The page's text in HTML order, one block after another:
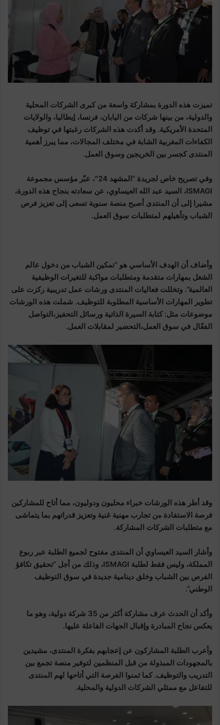
تميزت هذه الدورة بمشاركة واسعة من كبرى الشركات المحلية
والدولية، من بينها شركات من اليابان، فرنسا، إيطاليا، والولايات
المتحدة الأمريكية. وقد أكدت هذه الشركات رغبتها في توظيف
الكفاءات المغربية الشابة في مختلف المجالات، مما يبرز أهمية
المنتدى كجسر بين الخريجين وسوق العمل.
وفي تصريح خاص لجريدة “المشهد 24″، عبّر مؤسس مجموعة
ISMAGI، السيد عبد الله العيساوي، عن سعادته بنجاح هذه الدورة،
مشيرا إلى أن المنتدى أصبح منصة سنوية تسعى إلى تعزيز فرص
الشباب وتأهيلهم لمتطلبات سوق العمل.
وأضاف أن الهدف الأساسي هو “تمكين الشباب من دخول عالم
الشغل بمهارات متقدمة ومتطلبات مواكبة للتغيرات الوظيفية
العالمية”. وتخللت فعاليات المنتدى ورشات عمل تدريبية ركزت على
تطوير المهارات الأساسية المطلوبة للتوظيف. شملت هذه الورشات
موضوعات مثل:كتابة السيرة الذاتية ورسائل التحفيز، التواصل
الفعّال في سوق العمل، التحضير لمقابلات العمل.
وقد أطر هذه الورشات خبراء محليون ودوليون، مما أتاح للمشاركين
فرصة الاستفادة من تجارب مهنية غنية وتعزيز قدراتهم بما يتماشى
مع متطلبات الشركات المشاركة.
وأشار السيد العيساوي أن المنتدى مفتوح لجميع الطلبة عبر ربوع
المملكة، وليس فقط لطلبة ISMAGI، وذلك من أجل “تحقيق تكافؤ
الفرص بين الشباب وخلق دينامية جديدة في سوق التوظيف
الوطني”.
وأكد أن الحدث عرف مشاركة أكثر من 35 شركة دولية، وهو ما
يعكس نجاح المبادرة وإقبال الجهات الفاعلة عليها.
وأعرب الطلبة المشاركون عن إعجابهم بفكرة المنتدى، مشيدين
بالمجهودات المبذولة من قبل المنظمين لتوفير منصة تجمع بين
التدريب والتوظيف. كما ثمنوا الفرصة التي أتاحها لهم المنتدى
للتفاعل مع ممثلي الشركات الدولية والمحلية.